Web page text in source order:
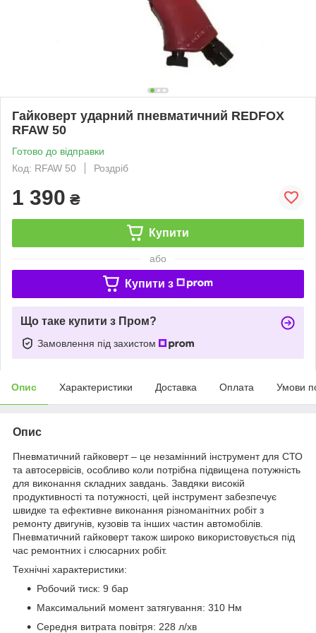
Гайковерт ударний пневматичний REDFOX
RFAW 50
Готово до відправки
Код: RFAW 50
Роздріб
1 390 ₴
Купити
або
Купити з
Що таке купити з Пром?
Замовлення під захистом
Опис Характеристики Доставка Оплата Умови
Опис
Пневматичний гайковерт – це незамінний інструмент для СТО
та автосервісів, особливо коли потрібна підвищена потужність
для виконання складних завдань. Завдяки високій
продуктивності та потужності, цей інструмент забезпечує
швидке та ефективне виконання різноманітних робіт з
ремонту двигунів, кузовів та інших частин автомобілів.
Пневматичний гайковерт також широко використовується під
час ремонтних і слюсарних робіт.
Технічні характеристики:
Робочий тиск: 9 бар
Максимальний момент затягування: 310 Нм
Середня витрата повітря: 228 л/хв